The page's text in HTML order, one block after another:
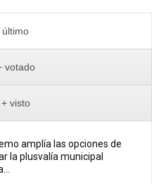
último
votado
visto
amplía las opciones de
la plusvalía municipal